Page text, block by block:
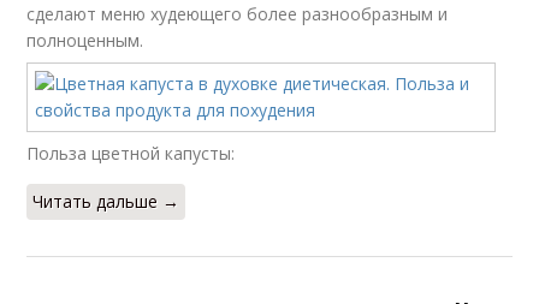
сделают меню худеющего более разнообразным и
полноценным.
Польза цветной капусты:
Читать дальше →